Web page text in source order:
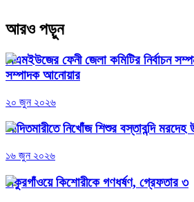
আরও পড়ুন
বিএমইউজের ফেনী জেলা কমিটির নির্বাচন
সম্পাদক আনোয়ার
২০ জুন ২০২৬
আদিতমারীতে নিখোঁজ শিশুর বস্তাবন্দি মরদেহ
১৬ জুন ২০২৬
ঠাকুরগাঁওয়ে কিশোরীকে গণধর্ষণ, গ্রেফতার ৩